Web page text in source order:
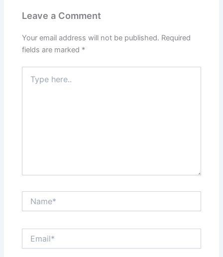
Leave a Comment
Your email address will not be published. Required
fields are marked *
here..